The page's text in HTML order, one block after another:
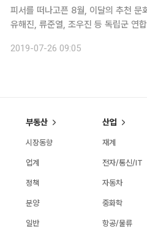
피서를 떠나고픈 8월, 이달의 추천 문화행사를 소개한다. ◇ 영
유해진, 류준열, 조우진 등 독립군 연합부대가 일본 정규군을 상대로 첫 대규모 승리를 쟁취한 1920
맞서 싸웠던 독립군들의 가슴 뜨거운
2019-07-26 09:05
부동산
시장동향
업계
정책
분양
일반
산업
재계
전자/통신/IT
자동차
중화학
항공/물류